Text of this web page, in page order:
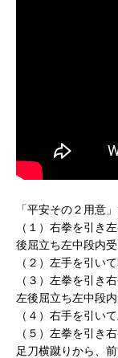
「平安その２用意
（１）右拳を引き
後屈立ち左中段内受
（２）左手を引い
（３）左拳を引き
左後屈立ち左中段
（４）右手を引い
（５）左拳を引き
足刀横蹴りから、